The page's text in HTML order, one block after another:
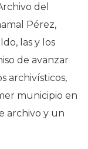
del
Pérez,
las y los
de avanzar
archivísticos,
municipio en
archivo y un